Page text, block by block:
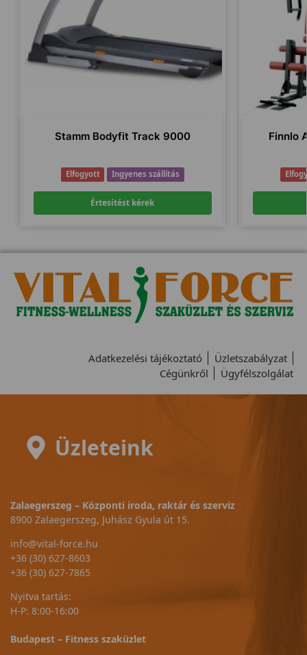
Stamm Bodyfit Track 9000
Elfogyott Ingyenes szállítás
Értesítést kérek
Finnlo
Adatkezelési tájékoztató
Üzletszabályzat
Cégünkről
Ügyfélszolgálat
Üzleteink
Zalaegerszeg – Központi iroda, raktár és szerviz
8900 Zalaegerszeg, Juhász Gyula út 15.
info@vital-force.hu
+36 (30) 627-8603
+36 (30) 627-7865
Nyitva tartás:
H-P: 8:00-16:00
Budapest – Fitness szaküzlet